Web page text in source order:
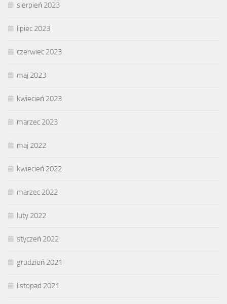
sierpień 2023
lipiec 2023
czerwiec 2023
maj 2023
kwiecień 2023
marzec 2023
maj 2022
kwiecień 2022
marzec 2022
luty 2022
styczeń 2022
grudzień 2021
listopad 2021